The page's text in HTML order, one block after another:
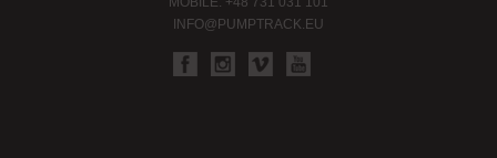
INFO@PUMPTRACK.EU